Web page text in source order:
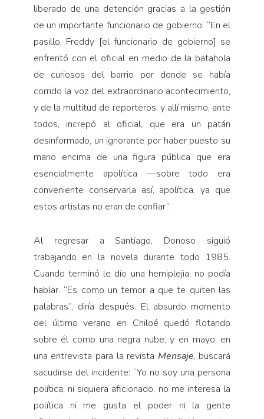
liberado de una detención gracias a la gestión
de un importante funcionario de gobierno: “En el
pasillo, Freddy [el funcionario de gobierno] se
enfrentó con el oficial en medio de la batahola
de curiosos del barrio por donde se había
corrido la voz del extraordinario acontecimiento,
y de la multitud de reporteros, y allí mismo, ante
todos, increpó al oficial, que era un patán
desinformado, un ignorante por haber puesto su
mano encima de una figura pública que era
esencialmente apolítica —sobre todo era
conveniente conservarla así, apolítica, ya que
estos artistas no eran de confiar”.
Al regresar a Santiago, Donoso siguió
trabajando en la novela durante todo 1985.
Cuando terminó le dio una hemiplejia: no podía
hablar. “Es como un temor a que te quiten las
palabras”, diría después. El absurdo momento
del último verano en Chiloé quedó flotando
sobre él como una negra nube, y en mayo, en
una entrevista para la revista Mensaje, buscará
sacudirse del incidente: “Yo no soy una persona
política, ni siquiera aficionado, no me interesa la
política ni me gusta el poder ni la gente